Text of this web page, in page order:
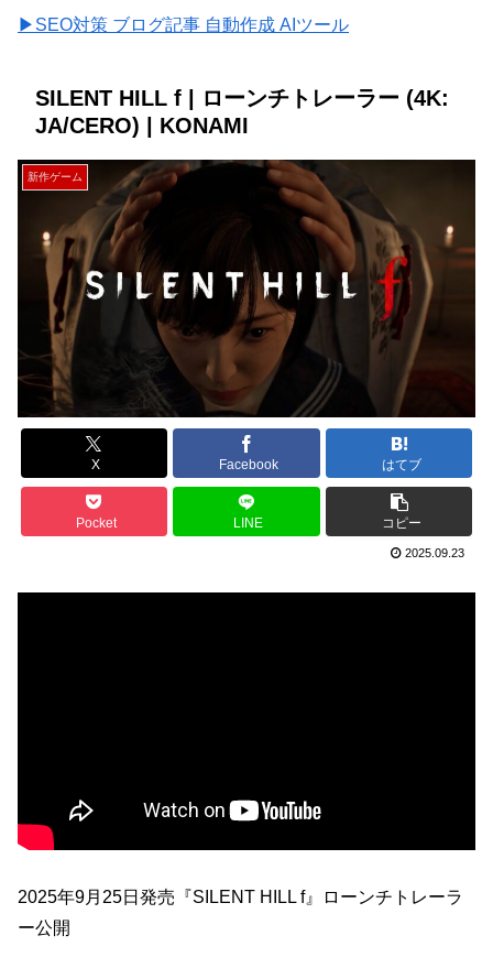
▶SEO対策 ブログ記事 自動作成 AIツール
SILENT HILL f | ローンチトレーラー (4K:
JA/CERO) | KONAMI
新作ゲーム
X Facebook はてブ
Pocket LINE コピー
2025.09.23
2025年9月25日発売『SILENT HILL f』ローンチトレーラ
ー公開